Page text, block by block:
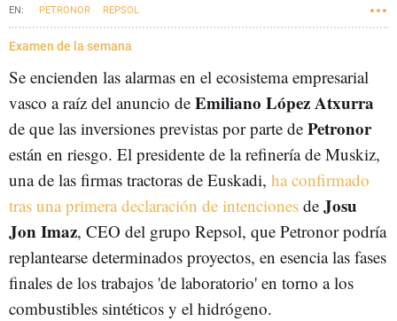
PETRONOR REPSOL
Examen de la semana
Se encienden las alarmas en el ecosistema empresarial
vasco a raíz del anuncio de Emiliano López Atxurra
de que las inversiones previstas por parte de Petronor
están en riesgo. El presidente de la refinería de Muskiz,
una de las firmas tractoras de Euskadi, ha confirmado
tras una primera declaración de intenciones de Josu
Jon Imaz, CEO del grupo Repsol, que Petronor podría
replantearse determinados proyectos, en esencia las fases
finales de los trabajos 'de laboratorio' en torno a los
combustibles sintéticos y el hidrógeno.